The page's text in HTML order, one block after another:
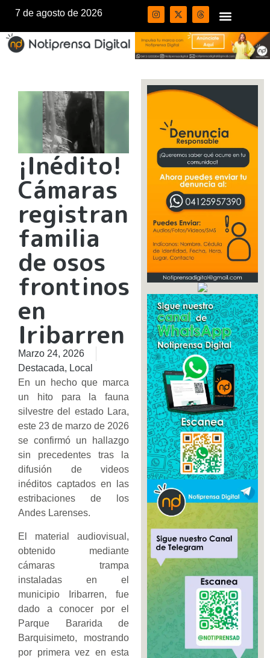
7 de agosto de 2026
¡Inédito!
Cámaras
registran
familia
de osos
frontinos
en
Iribarren
Marzo 24, 2026
Destacada, Local
En un hecho que marca
un hito para la fauna
silvestre del estado Lara,
este 23 de marzo de 2026
se confirmó un hallazgo
sin precedentes tras la
difusión de videos
inéditos captados en las
estribaciones de los
Andes Larenses.
El material audiovisual,
obtenido mediante
cámaras trampa
instaladas en el
municipio Iribarren, fue
dado a conocer por el
Parque Bararida de
Barquisimeto, mostrando
por primera vez en esta